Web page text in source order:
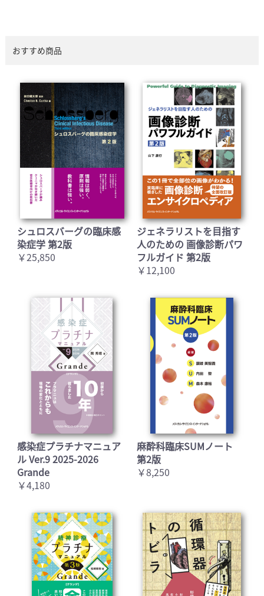
おすすめ商品
シュロスバーグの臨床感
染症学 第2版
￥25,850
ジェネラリストを目指す
人のための 画像診断パワ
フルガイド 第2版
￥12,100
感染症プラチナマニュア
ル Ver.9 2025-2026
Grande
￥4,180
麻酔科臨床SUMノート
第2版
￥8,250